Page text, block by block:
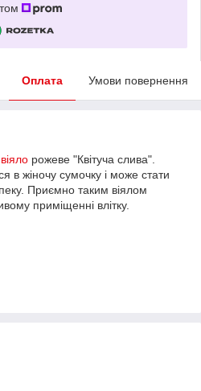
Оплата Умови повернення
віяло рожеве "Квітуча слива".
в жіночу сумочку і може стати
Приємно таким віялом
приміщенні влітку.